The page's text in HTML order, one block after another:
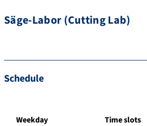
Säge-Labor (Cutting Lab)
Schedule
Weekday Time slots